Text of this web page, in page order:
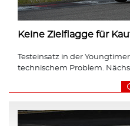
Keine Zielflagge für
Testeinsatz in der
technischem Problem.